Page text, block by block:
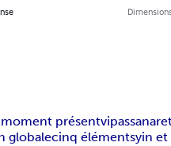
moment présentvipassana
globalecinq élémentsyin et